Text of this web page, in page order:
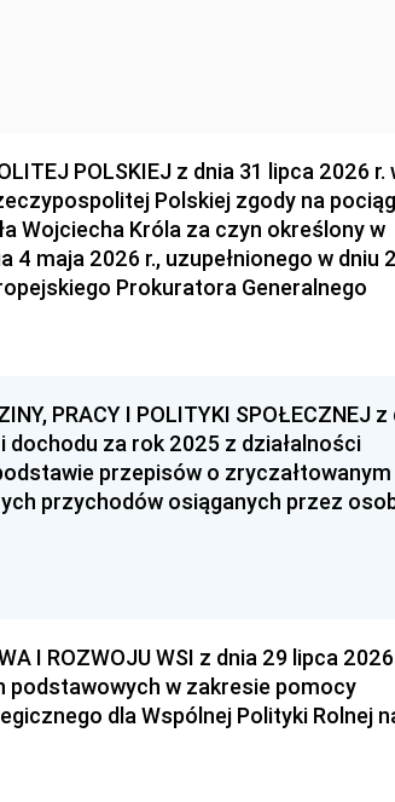
POLSKIEJ z dnia 31 lipca 2026 r.
Polskiej zgody na
Wojciecha Króla za czyn określony w
4 maja 2026 r., uzupełnionego w dniu
Prokuratora Generalnego
PRACY I POLITYKI SPOŁECZNEJ
za rok 2025 z działalności
przepisów o zryczałtowanym
przychodów osiąganych przez
I ROZWOJU WSI z dnia 29 lipca
w zakresie pomocy
dla Wspólnej Polityki Rolnej